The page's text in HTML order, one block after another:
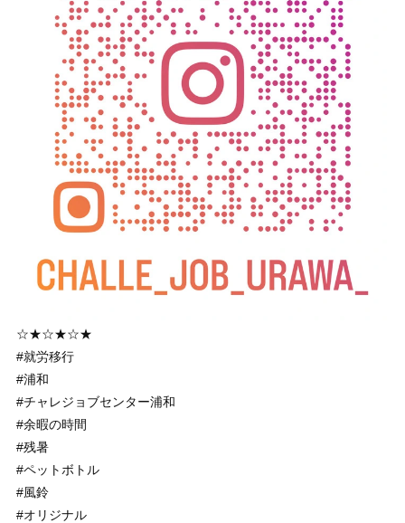
☆★☆★☆★
#就労移行
#浦和
#チャレジョブセンター浦和
#余暇の時間
#残暑
#ペットボトル
#風鈴
#オリジナル